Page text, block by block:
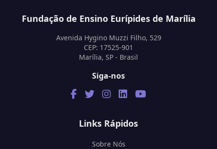
Fundação de Ensino Eurípides de Marília
Avenida Hygino Muzzi Filho, 529
CEP: 17525-901
Marília, SP - Brasil
Siga-nos
Links Rápidos
Sobre Nós